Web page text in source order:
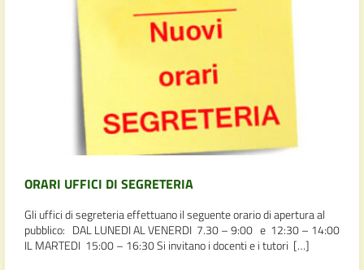
ORARI UFFICI DI SEGRETERIA
Gli uffici di segreteria effettuano il seguente orario di apertura al
pubblico: DAL LUNEDI AL VENERDI 7.30 – 9:00 e 12:30 – 14:00
IL MARTEDI 15:00 – 16:30 Si invitano i docenti e i tutori […]